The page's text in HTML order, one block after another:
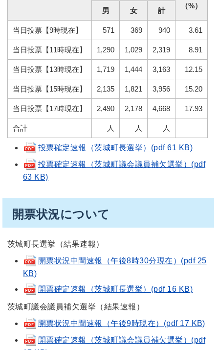
（%）
男 女 計
当日投票【9時現在】 571 369 940 3.61
当日投票【11時現在】 1,290 1,029 2,319 8.91
当日投票【13時現在】 1,719 1,444 3,163 12.15
当日投票【15時現在】 2,135 1,821 3,956 15.20
当日投票【17時現在】 2,490 2,178 4,668 17.93
合計 人 人 人
投票確定速報（茨城町長選挙）(pdf 61 KB)
投票確定速報（茨城町議会議員補欠選挙）(pdf
63 KB)
開票状況について
茨城町長選挙（結果速報）
開票状況中間速報（午後8時30分現在）(pdf 25
KB)
開票確定速報（茨城町長選挙）(pdf 16 KB)
茨城町議会議員補欠選挙（結果速報）
開票状況中間速報（午後9時現在）(pdf 17 KB)
開票確定速報（茨城町議会議員補欠選挙）(pdf